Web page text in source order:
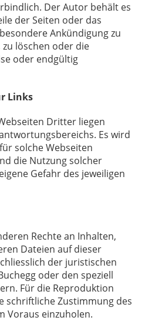
Der Autor behält es
der Seiten oder das
Ankündigung zu
löschen oder die
oder endgültig
Links
Dritter liegen
Es wird
solche Webseiten
die Nutzung solcher
Gefahr des jeweiligen
Rechte an Inhalten,
Dateien auf dieser
der juristischen
oder den speziell
Für die Reproduktion
schriftliche Zustimmung des
Voraus einzuholen.